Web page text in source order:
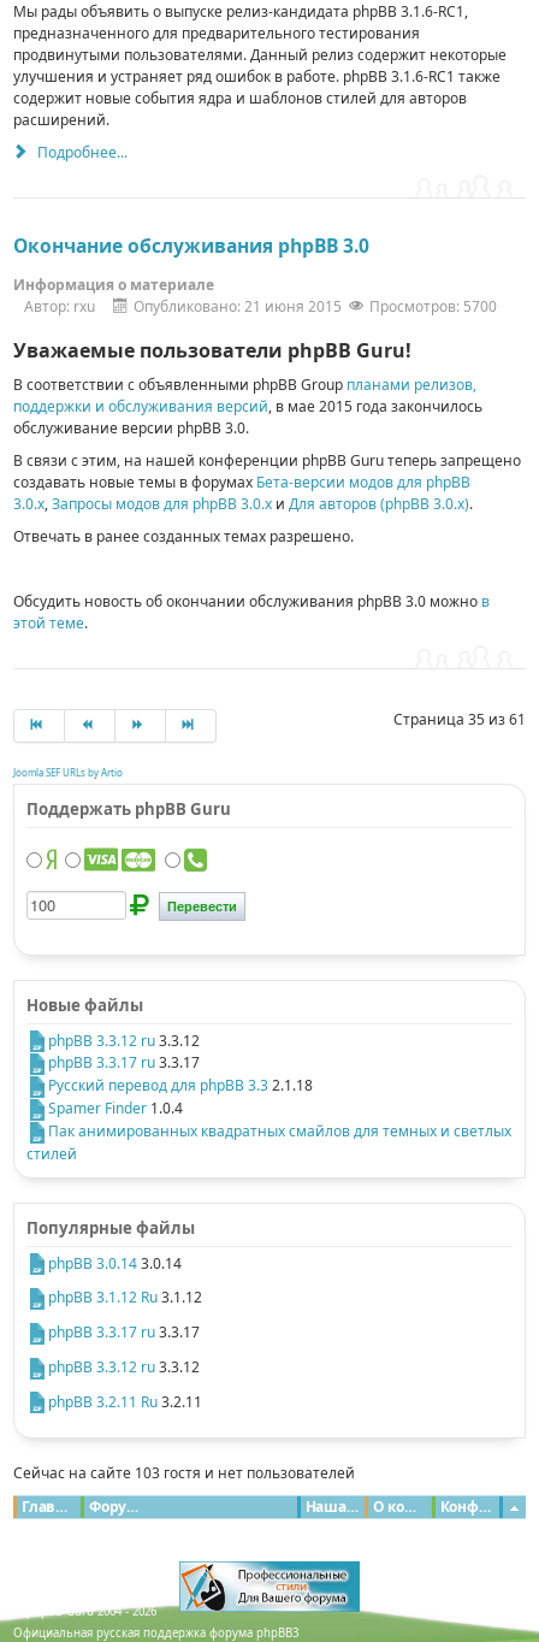
Мы рады объявить о выпуске релиз-кандидата phpBB 3.1.6-RC1,
предназначенного для предварительного тестирования
продвинутыми пользователями. Данный релиз содержит некоторые
улучшения и устраняет ряд ошибок в работе. phpBB 3.1.6-RC1 также
содержит новые события ядра и шаблонов стилей для авторов
расширений.
Подробнее...
Окончание обслуживания phpBB 3.0
Информация о материале
Автор: rxu Опубликовано: 21 июня 2015 Просмотров: 5700
Уважаемые пользователи phpBB Guru!
В соответствии с объявленными phpBB Group планами релизов,
поддержки и обслуживания версий, в мае 2015 года закончилось
обслуживание версии phpBB 3.0.
В связи с этим, на нашей конференции phpBB Guru теперь запрещено
создавать новые темы в форумах Бета-версии модов для phpBB
3.0.x,Запросы модов для phpBB 3.0.x иДля авторов (phpBB 3.0.x).
Отвечать в ранее созданных темах разрешено.
Обсудить новость об окончании обслуживания phpBB 3.0 можно в
этой теме.
Страница 35 из 61
Joomla SEF URLs by Artio
Поддержать phpBB Guru
Новые файлы
phpBB 3.3.12 ru3.3.12
phpBB 3.3.17 ru3.3.17
Русский перевод для phpBB 3.32.1.18
Spamer Finder 1.0.4
Пак анимированных квадратных смайлов для темных и светлых
стилей
Популярные файлы
phpBB 3.0.143.0.14
phpBB 3.1.12 Ru3.1.12
phpBB 3.3.17 ru3.3.17
phpBB 3.3.12 ru3.3.12
phpBB 3.2.11 Ru3.2.11
Сейчас на сайте 103 гостя и нет пользователей
Главная
Форумы Конфиденциальность
О команде
Наша команда
© phpBB Guru 2004 - 2026
Официальная русская поддержка форума phpBB3